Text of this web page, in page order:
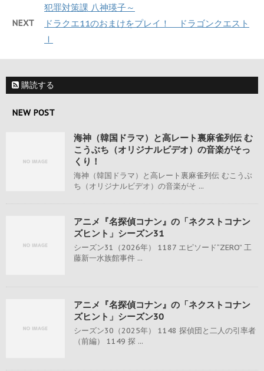
犯罪対策課 八神瑛子～
NEXT
ドラクエ11のおまけをプレイ！ ドラゴンクエスト
Ⅰ
購読する
NEW POST
海神（韓国ドラマ）と高レート裏麻雀列伝 む
こうぶち（オリジナルビデオ）の音楽がそっ
くり！
海神（韓国ドラマ）と高レート裏麻雀列伝 むこうぶ
ち（オリジナルビデオ）の音楽がそ ...
アニメ『名探偵コナン』の「ネクストコナン
ズヒント」シーズン31
シーズン31（2026年） 1187 エピソード“ZERO” 工
藤新一水族館事件 ...
アニメ『名探偵コナン』の「ネクストコナン
ズヒント」シーズン30
シーズン30（2025年） 1148 探偵団と二人の引率者
（前編） 1149 探 ...